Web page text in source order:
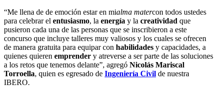
“Me llena de de emoción estar en mialma matercon todos ustedes
para celebrar el entusiasmo, la energía y la creatividad que
pusieron cada una de las personas que se inscribieron a este
concurso que incluye talleres muy valiosos y los cuales se ofrecen
de manera gratuita para equipar con habilidades y capacidades, a
quienes quieren emprender y atreverse a ser parte de las soluciones
a los retos que tenemos delante”, agregó Nicolás Mariscal
Torroella, quien es egresado de Ingeniería Civil de nuestra
IBERO.